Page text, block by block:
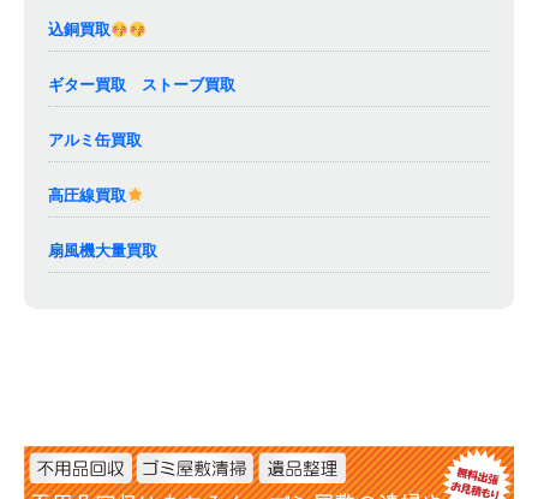
込銅買取
ギター買取 ストーブ買取
アルミ缶買取
高圧線買取
扇風機大量買取